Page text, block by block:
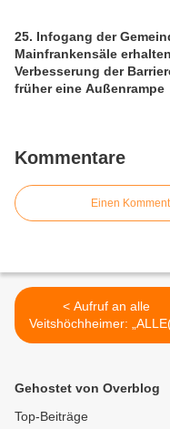
25. Infogang der
Mainfrankensäle
Verbesserung der
früher eine Außenrampe
Kommentare
Einen
< Aufruf an alle
Veitshöchheimer:
in einen TOPF!“ –
Gehostet von Overblog
Top-Beiträge